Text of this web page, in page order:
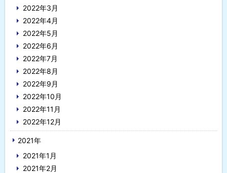
2022年3月
2022年4月
2022年5月
2022年6月
2022年7月
2022年8月
2022年9月
2022年10月
2022年11月
2022年12月
2021年
2021年1月
2021年2月